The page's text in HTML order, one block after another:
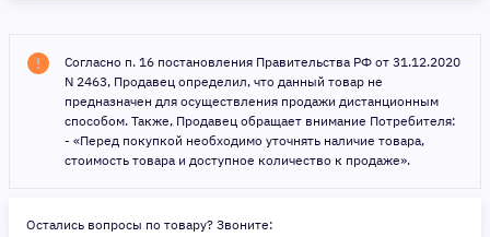
Согласно п. 16 постановления Правительства РФ от 31.12.2020
N 2463, Продавец определил, что данный товар не
предназначен для осуществления продажи дистанционным
способом. Также, Продавец обращает внимание Потребителя:
- «Перед покупкой необходимо уточнять наличие товара,
стоимость товара и доступное количество к продаже».
Остались вопросы по товару? Звоните: